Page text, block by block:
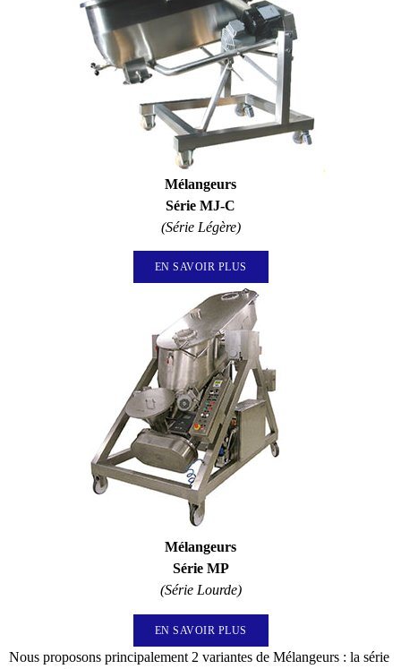
Mélangeurs
Série MJ-C​
(Série Légère)
EN SAVOIR PLUS
Mélangeurs
Série MP​
(Série Lourde)
EN SAVOIR PLUS
​Nous proposons principalement 2 variantes de Mélangeurs : la série